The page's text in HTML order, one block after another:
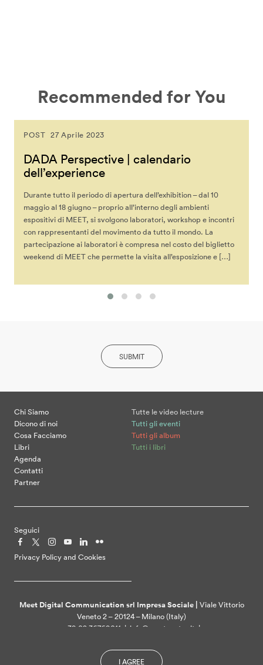
Recommended for You
POST 27 Aprile 2023
DADA Perspective | calendario
dell’experience
Durante tutto il periodo di apertura dell’exhibition – dal 10
maggio al 18 giugno – proprio all’interno degli ambienti
espositivi di MEET, si svolgono laboratori, workshop e incontri
con rappresentanti del movimento da tutto il mondo. La
partecipazione ai laboratori è compresa nel costo del biglietto
weekend di MEET che permette la visita all’esposizione e […]
SUBMIT
Chi Siamo
Dicono di noi
Cosa Facciamo
Libri
Agenda
Contatti
Partner
Tutte le video lecture
Tutti gli eventi
Tutti gli album
Tutti i libri
Seguici
Privacy Policy and Cookies
Meet Digital Communication srl Impresa Sociale | Viale Vittorio
Veneto 2 – 20124 – Milano (Italy)
+39 02 36769011 | info@meetcenter.it |
I AGREE